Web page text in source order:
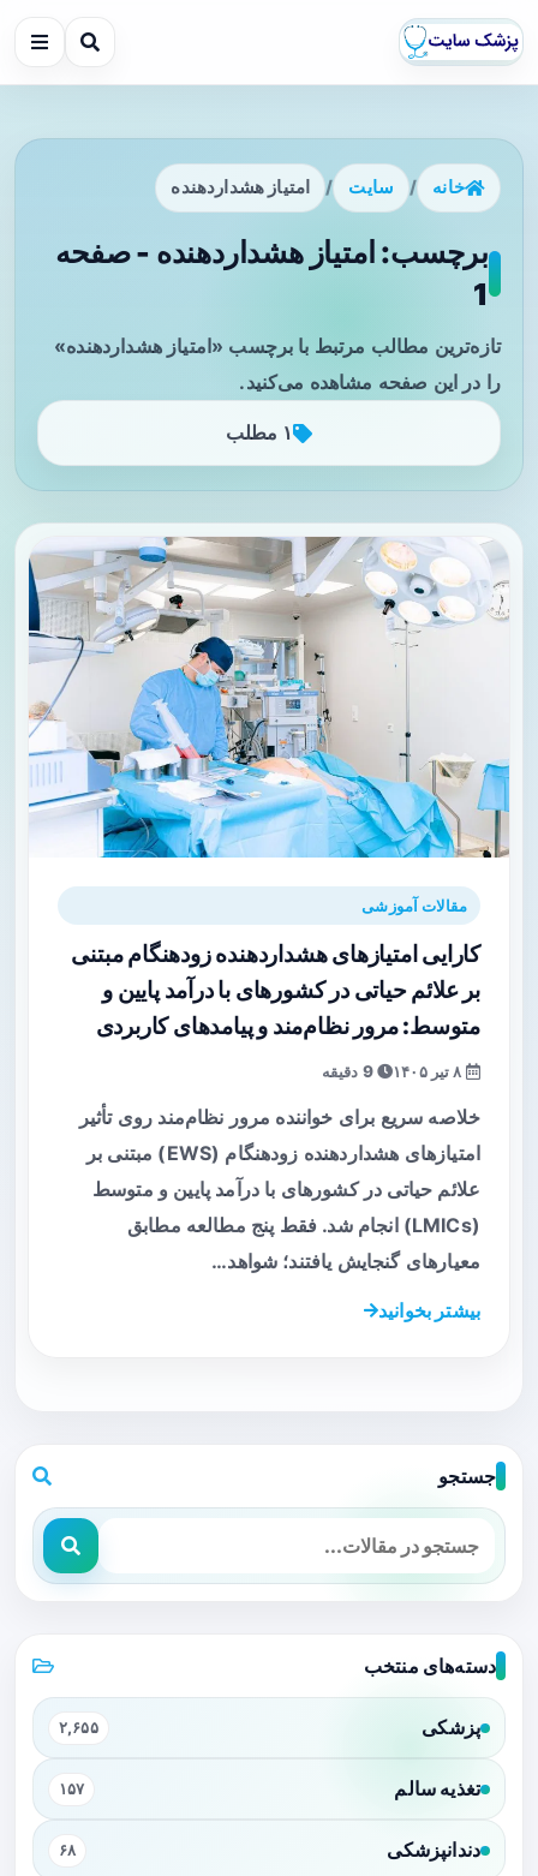
خانه / سایت / امتیاز هشداردهنده
برچسب: امتیاز هشداردهنده - صفحه
1
تازه‌ترین مطالب مرتبط با برچسب «امتیاز هشداردهنده»
را در این صفحه مشاهده می‌کنید.
۱ مطلب
مقالات آموزشی
کارایی امتیازهای هشداردهنده زودهنگام مبتنی
بر علائم حیاتی در کشورهای با درآمد پایین و
متوسط: مرور نظام‌مند و پیامدهای کاربردی
9 دقیقه
خلاصه سریع برای خواننده مرور نظام‌مند روی تأثیر
امتیازهای هشداردهنده زودهنگام (EWS) مبتنی بر
علائم حیاتی در کشورهای با درآمد پایین و متوسط
(LMICs) انجام شد. فقط پنج مطالعه مطابق
معیارهای گنجایش یافتند؛ شواهد…
بیشتر بخوانید
جستجو
دسته‌های منتخب
پزشکی ۲,۶۵۵
تغذیه سالم ۱۵۷
دندانپزشکی ۶۸